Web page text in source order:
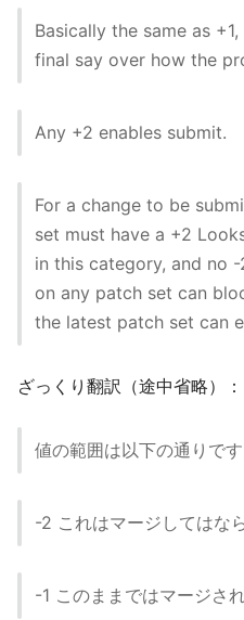
Basically the same as
final say over how the
Any +2 enables submit.
For a change to be
set must have a +2
in this category, and no
on any patch set can
the latest patch set can
ざっくり翻訳（途中省略）：
値の範囲は以下の通りです
-2 これはマージしてはな
-1 このままではマージさ